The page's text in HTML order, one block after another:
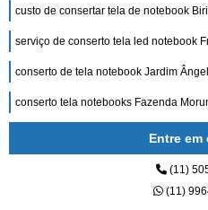
custo de consertar tela de notebook
serviço de conserto tela led notebook
conserto de tela notebook Jardim
conserto tela notebooks Fazenda
Entre em
(11)
(11)